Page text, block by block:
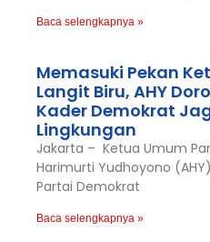
Baca selengkapnya »
Memasuki Pekan
Langit Biru, AHY
Kader Demokrat
Lingkungan
Jakarta – Ketua Umum
Harimurti Yudhoyono
Partai Demokrat
Baca selengkapnya »